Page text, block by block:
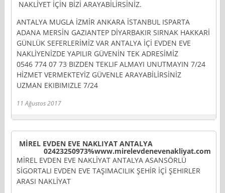
NAKLİYET İÇİN BİZİ ARAYABİLİRSİNİZ.
ANTALYA MUGLA İZMİR ANKARA İSTANBUL ISPARTA
ADANA MERSİN GAZIANTEP DİYARBAKIR SIRNAK HAKKARİ
GÜNLÜK SEFERLERİMİZ VAR ANTALYA İÇİ EVDEN EVE
NAKLİYENİZDE YAPILIR GÜVENİN TEK ADRESİMİZ
0546 774 07 73 BIZDEN TEKLIF ALMAYI UNUTMAYIN 7/24
HİZMET VERMEKTEYİZ GÜVENLE ARAYABİLİRSİNİZ
UZMAN EKIBIMIZLE 7/24
11 Ağustos 2017
MİREL EVDEN EVE NAKLIYAT ANTALYA
02423250973%www.mirelevdenevenakliyat.com
MİREL EVDEN EVE NAKLİYAT ANTALYA ASANSÖRLÜ
SİGORTALI EVDEN EVE TAŞIMACILIK ŞEHİR İÇİ ŞEHIRLER
ARASI NAKLİYAT